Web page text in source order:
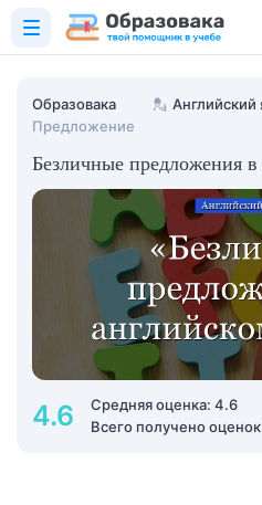
Образовака 💂 Английский
Предложение
Безличные предложения в
4.6
Средняя оценка: 4.6
Всего получено